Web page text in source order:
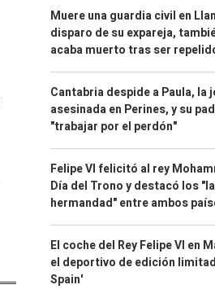
Muere una guardia civil en
disparo de su expareja,
acaba muerto tras ser
Cantabria despide a Paula, la
asesinada en Perines, y su
"trabajar por el perdón"
Felipe VI felicitó al rey
Día del Trono y destacó los
hermandad" entre ambos
El coche del Rey Felipe VI en
el deportivo de edición
Spain'